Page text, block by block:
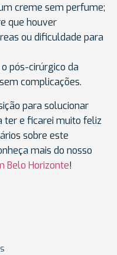
creme sem perfume;
que houver
ou dificuldade para
pós-cirúrgico da
complicações.
para solucionar
ter e ficarei muito feliz
sobre este
mais do nosso
Belo Horizonte!